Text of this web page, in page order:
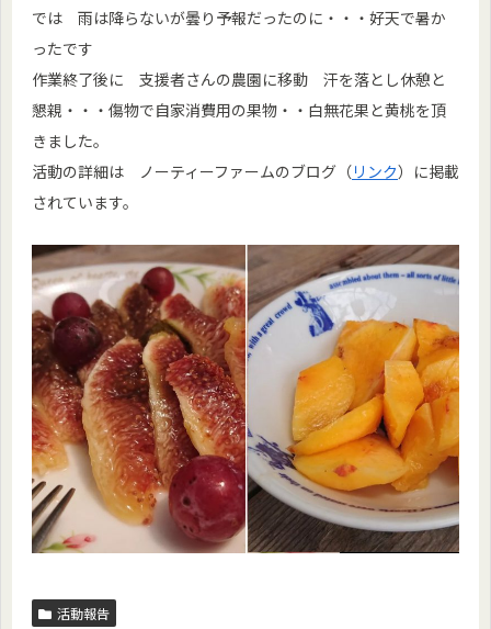
では 雨は降らないが曇り予報だったのに・・・好天で暑か
ったです
作業終了後に 支援者さんの農園に移動 汗を落とし休憩と
懇親・・・傷物で自家消費用の果物・・白無花果と黄桃を頂
きました。
活動の詳細は ノーティーファームのブログ（リンク）に掲載
されています。
活動報告